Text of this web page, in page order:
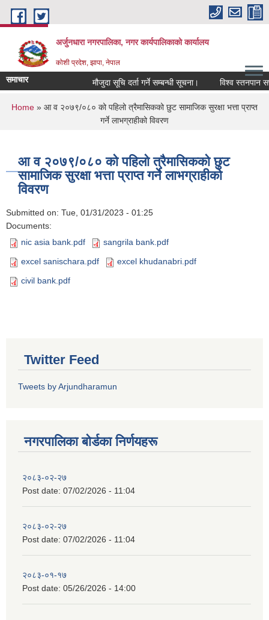
Skip to main content
अर्जुनधारा नगरपालिका, नगर कार्यपालिकाको कार्यालय
कोशी प्रदेश, झापा, नेपाल
समाचार मौजुदा सूचि दर्ता गर्ने सम्बन्धी सूचना। विश्व स्तनपान
You are here
Home » आ व २०७९/०८० को पहिलो त्रैमासिकको छुट सामाजिक सुरक्षा भत्ता प्राप्त
गर्ने लाभग्राहीको विवरण
आ व २०७९/०८० को पहिलो त्रैमासिकको छुट
सामाजिक सुरक्षा भत्ता प्राप्त गर्ने लाभग्राहीको
विवरण
Submitted on: Tue, 01/31/2023 - 01:25
Documents:
nic asia bank.pdf
sangrila bank.pdf
excel sanischara.pdf
excel khudanabri.pdf
civil bank.pdf
Twitter Feed
Tweets by Arjundharamun
नगरपालिका बाेर्डका निर्णयहरू
२०८३-०२-२७
Post date: 07/02/2026 - 11:04
२०८३-०२-२७
Post date: 07/02/2026 - 11:04
२०८३-०१-१७
Post date: 05/26/2026 - 14:00